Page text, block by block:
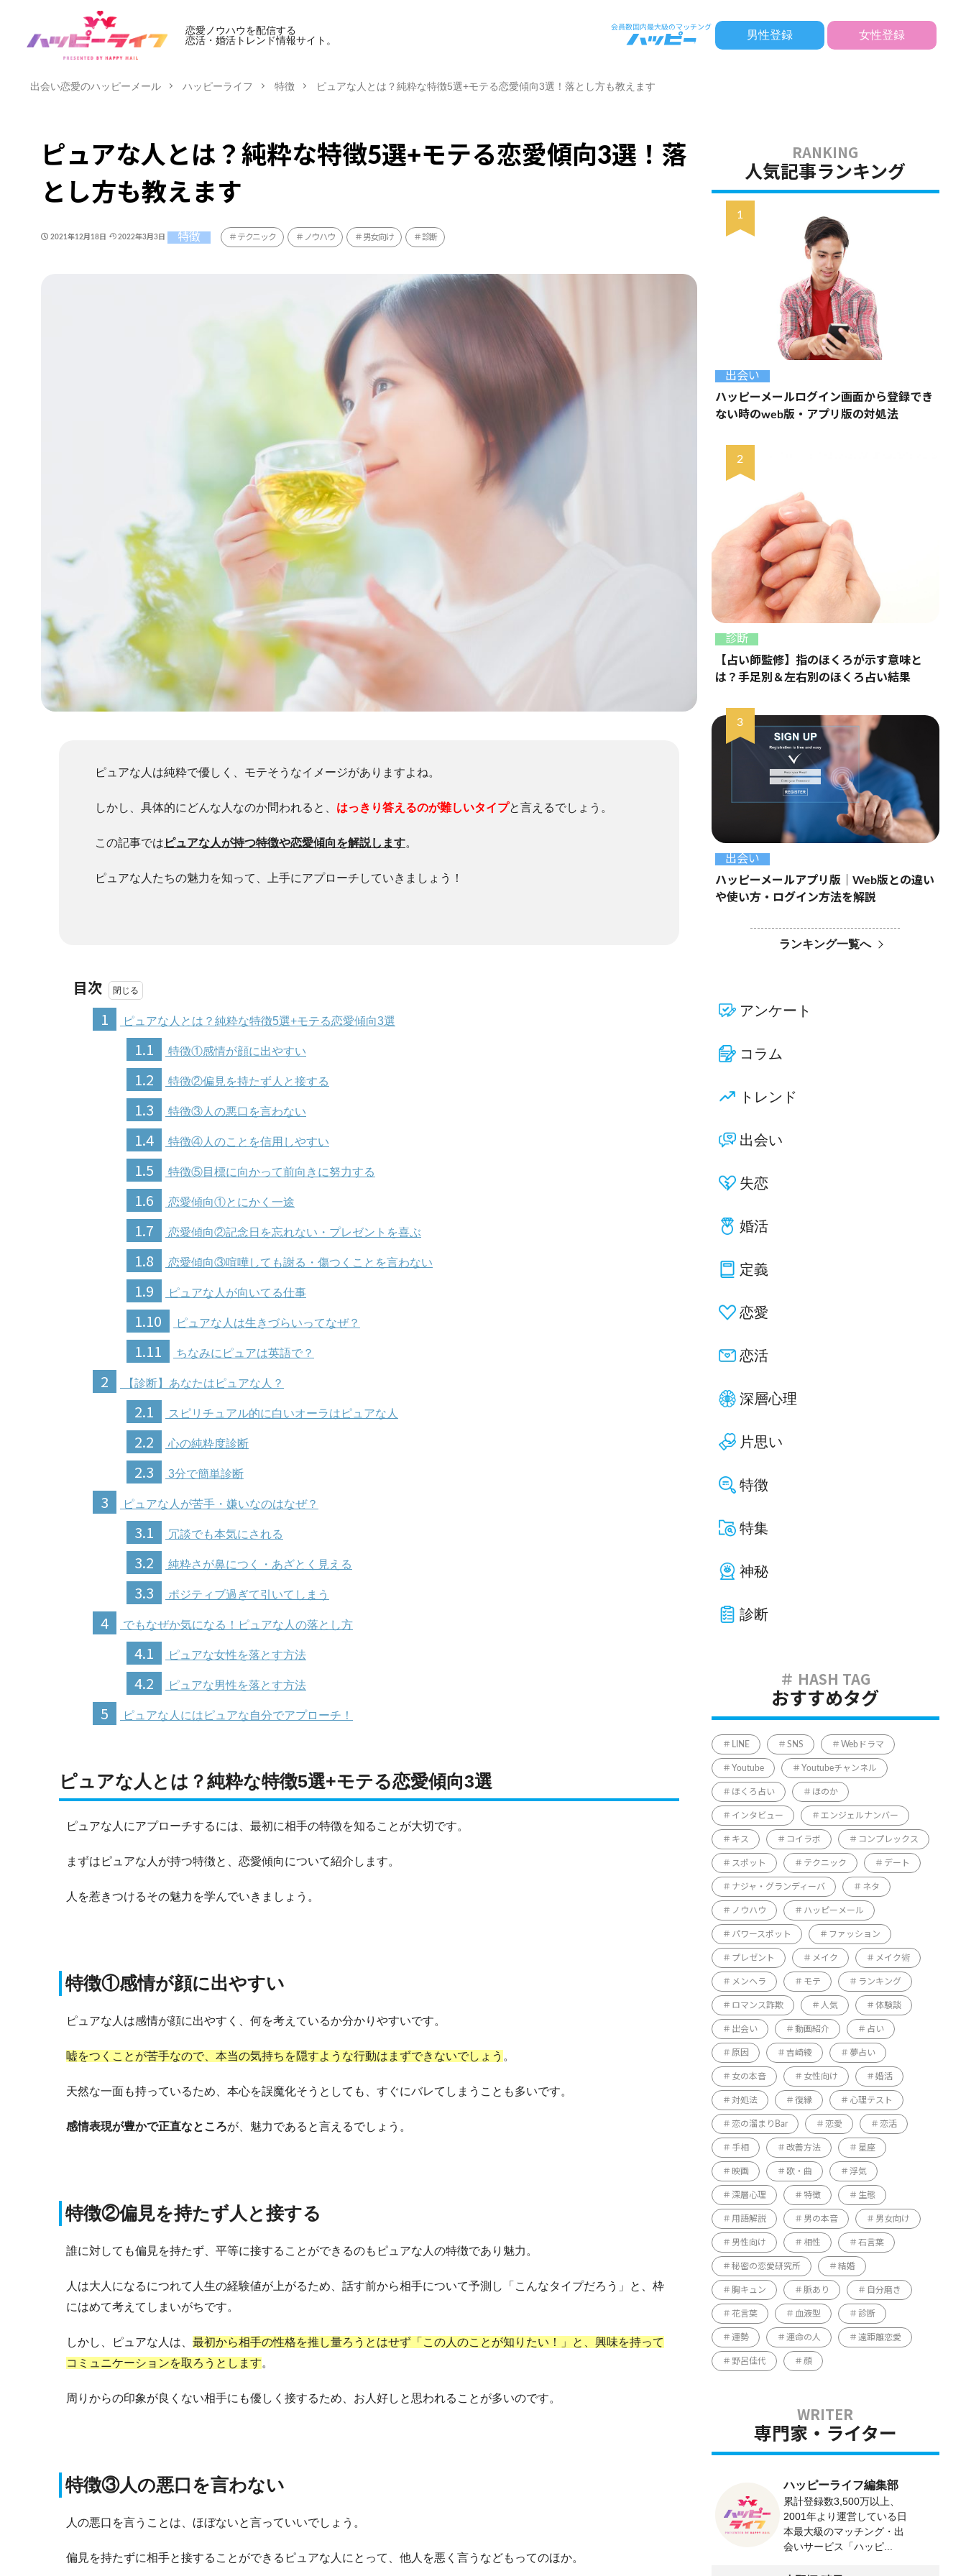
恋愛ノウハウを配信する
恋活・婚活トレンド情報サイト。
男性登録 女性登録
出会い恋愛のハッピーメール ハッピーライフ 特徴 ピュアな人とは？純粋な特徴5選+モテる恋愛傾向3選！落とし方も教えます
ピュアな人とは？純粋な特徴5選+モテる恋愛傾向3選！落
とし方も教えます
2021年12月18日 2022年3月3日 特徴 テクニック ノウハウ 男女向け 診断
ピュアな人は純粋で優しく、モテそうなイメージがありますよね。
しかし、具体的にどんな人なのか問われると、 はっきり答えるのが難しいタイプと言えるでしょう。
この記事では ピュアな人が持つ特徴や恋愛傾向を解説します。
ピュアな人たちの魅力を知って、上手にアプローチしていきましょう！
目次
1
ピュアな人とは？純粋な特徴5選+モテる恋愛傾向3選
1.1 特徴①感情が顔に出やすい
1.2 特徴②偏見を持たず人と接する
1.3 特徴③人の悪口を言わない
1.4 特徴④人のことを信用しやすい
1.5 特徴⑤目標に向かって前向きに努力する
1.6 恋愛傾向①とにかく一途
1.7 恋愛傾向②記念日を忘れない・プレゼントを喜ぶ
1.8 恋愛傾向③喧嘩しても謝る・傷つくことを言わない
1.9 ピュアな人が向いてる仕事
1.10 ピュアな人は生きづらいってなぜ？
1.11 ちなみにピュアは英語で？
2 【診断】あなたはピュアな人？
2.1 スピリチュアル的に白いオーラはピュアな人
2.2 心の純粋度診断
2.3 3分で簡単診断
3 ピュアな人が苦手・嫌いなのはなぜ？
3.1 冗談でも本気にされる
3.2 純粋さが鼻につく・あざとく見える
3.3 ポジティブ過ぎて引いてしまう
4 でもなぜか気になる！ピュアな人の落とし方
4.1 ピュアな女性を落とす方法
4.2 ピュアな男性を落とす方法
5 ピュアな人にはピュアな自分でアプローチ！
ピュアな人とは？純粋な特徴5選+モテる恋愛傾向3選
ピュアな人にアプローチするには、最初に相手の特徴を知ることが大切です。
まずはピュアな人が持つ特徴と、恋愛傾向について紹介します。
人を惹きつけるその魅力を学んでいきましょう。
特徴①感情が顔に出やすい
ピュアな人は感情が顔に出やすく、何を考えているか分かりやすいです。
嘘をつくことが苦手なので、本当の気持ちを隠すような行動はまずできないでしょう 。
天然な一面も持っているため、本心を誤魔化そうとしても、すぐにバレてしまうことも多いです。
感情表現が豊かで正直なところが、魅力であると言えるでしょう。
特徴②偏見を持たず人と接する
誰に対しても偏見を持たず、平等に接することができるのもピュアな人の特徴であり魅力。
人は大人になるにつれて人生の経験値が上がるため、話す前から相手について予測し「こんなタイプだろう」と、枠
にはめて考えてしまいがちです。
しかし、ピュアな人は、 最初から相手の性格を推し量ろうとはせず「この人のことが知りたい！」と、興味を持って
コミュニケーションを取ろうとします。
周りからの印象が良くない相手にも優しく接するため、お人好しと思われることが多いのです。
特徴③人の悪口を言わない
人の悪口を言うことは、ほぼないと言っていいでしょう。
偏見を持たずに相手と接することができるピュアな人にとって、他人を悪く言うなどもってのほか。
人気記事ランキング
出会い
ハッピーメールログイン画面から登録でき
ない時のweb版・アプリ版の対処法
診断
【占い師監修】指のほくろが示す意味と
は？手足別＆左右別のほくろ占い結果
出会い
ハッピーメールアプリ版｜Web版との違い
や使い方・ログイン方法を解説
ランキング一覧へ
アンケート
コラム
トレンド
出会い
失恋
婚活
定義
恋愛
恋活
深層心理
片思い
特徴
特集
神秘
診断
おすすめタグ
LINE SNS Webドラマ
Youtube Youtubeチャンネル
ほくろ占い ほのか
インタビュー エンジェルナンバー
キス コイラボ コンプレックス
スポット テクニック デート
ナジャ・グランディーバ ネタ
ノウハウ ハッピーメール
パワースポット ファッション
プレゼント メイク メイク術
メンヘラ モテ ランキング
ロマンス詐欺 人気 体験談
出会い 動画紹介 占い
原因 吉崎綾 夢占い
女の本音 女性向け 婚活
対処法 復縁 心理テスト
恋の溜まりBar 恋愛 恋活
手相 改善方法 星座
映画 歌・曲 浮気
深層心理 特徴 生態
用語解説 男の本音 男女向け
男性向け 相性 石言葉
秘密の恋愛研究所 結婚
胸キュン 脈あり 自分磨き
花言葉 血液型 診断
運勢 運命の人 遠距離恋愛
野呂佳代 顔
専門家・ライター
ハッピーライフ編集部
累計登録数3,500万以上、
2001年より運営している日
本最大級のマッチング・出
会いサービス「ハッピ...